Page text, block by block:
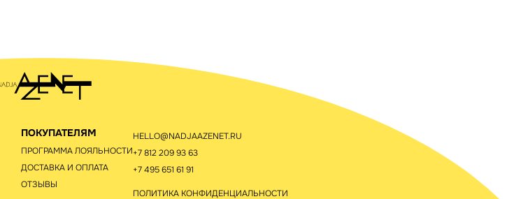
ПОКУПАТЕЛЯМ
ПРОГРАММА ЛОЯЛЬНОСТИ
ДОСТАВКА И ОПЛАТА
ОТЗЫВЫ
HELLO@NADJAAZENET.RU
+7 812 209 93 63
+7 495 651 61 91
ПОЛИТИКА КОНФИДЕНЦИАЛЬНОСТИ